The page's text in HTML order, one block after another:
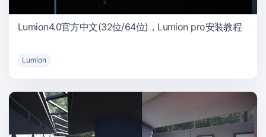
Lumion4.0官方中文(32位/64位)，Lumion pro安装教程
Lumion